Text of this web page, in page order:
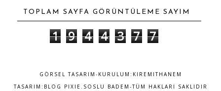
TOPLAM SAYFA GÖRÜNTÜLEME SAYIM
1 9 4 4 3 7 7
GÖRSEL TASARIM-KURULUM: KIREMITHANEM
TASARIM: BLOG PIXIE .SOSLU BADEM-TÜM HAKLARI SAKLIDIR